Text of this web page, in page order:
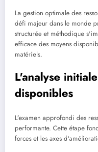
La gestion optimale des
défi majeur dans le monde
structurée et méthodique
efficace des moyens
matériels.
L'analyse
disponibles
L'examen approfondi des
performante. Cette étape
forces et les axes